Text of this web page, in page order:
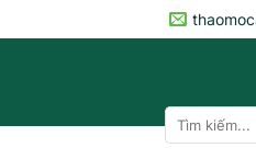
Tìm
kiếm: